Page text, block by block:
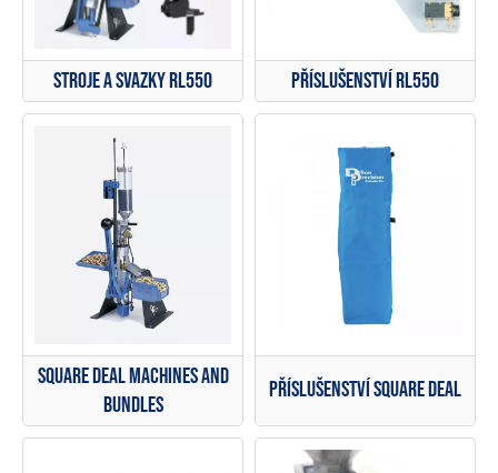
Stroje a svazky RL550 Příslušenství RL550
Square Deal Machines and
Bundles
Příslušenství Square Deal